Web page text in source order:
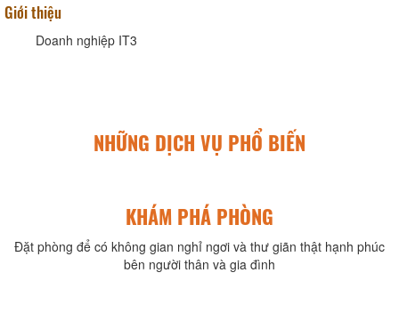
Giới thiệu
Doanh nghiệp IT3
NHỮNG DỊCH VỤ PHỔ BIẾN
KHÁM PHÁ PHÒNG
Đặt phòng để có không gian nghỉ ngơi và thư giãn thật hạnh phúc
bên người thân và gia đình